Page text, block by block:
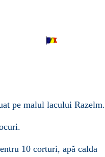
pe malul lacului Razelm.
10 corturi, apăcalda